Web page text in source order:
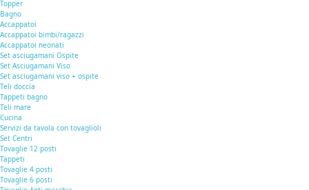
Topper
Bagno
Accappatoi
Accappatoi bimbi/ragazzi
Accappatoi neonati
Set asciugamani Ospite
Set Asciugamani Viso
Set asciugamani viso + ospite
Teli doccia
Tappeti bagno
Teli mare
Cucina
Servizi da tavola con tovaglioli
Set Centri
Tovaglie 12 posti
Tappeti
Tovaglie 4 posti
Tovaglie 6 posti